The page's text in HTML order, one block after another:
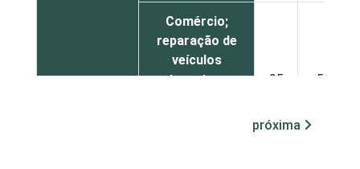
Comércio;
reparação de
veículos
automotores,
95 5
próxima